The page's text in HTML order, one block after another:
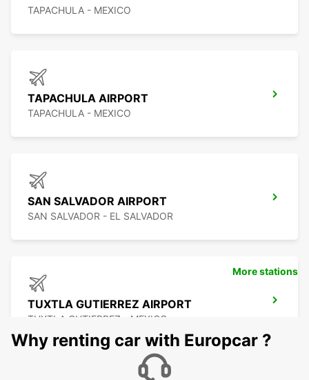
TAPACHULA - MEXICO
TAPACHULA AIRPORT
TAPACHULA - MEXICO
SAN SALVADOR AIRPORT
SAN SALVADOR - EL SALVADOR
TUXTLA GUTIERREZ AIRPORT
TUXTLA GUTIERREZ - MEXICO
More stations
Why renting car with Europcar ?